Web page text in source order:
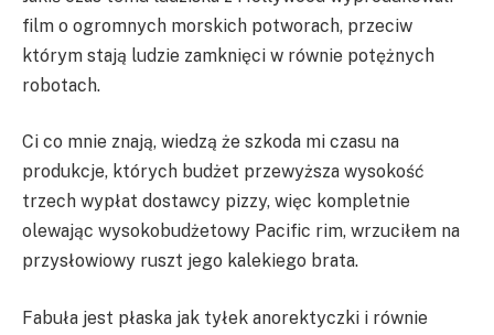
film o ogromnych morskich potworach, przeciw
którym stają ludzie zamknięci w równie potężnych
robotach.
Ci co mnie znają, wiedzą że szkoda mi czasu na
produkcje, których budżet przewyższa wysokość
trzech wypłat dostawcy pizzy, więc kompletnie
olewając wysokobudżetowy Pacific rim, wrzuciłem na
przysłowiowy ruszt jego kalekiego brata.
Fabuła jest płaska jak tyłek anorektyczki i równie